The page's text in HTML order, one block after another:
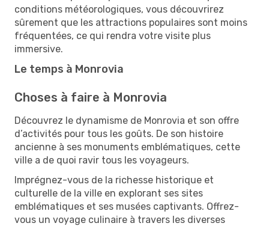
conditions météorologiques, vous découvrirez
sûrement que les attractions populaires sont moins
fréquentées, ce qui rendra votre visite plus
immersive.
Le temps à Monrovia
Choses à faire à Monrovia
Découvrez le dynamisme de Monrovia et son offre
d’activités pour tous les goûts. De son histoire
ancienne à ses monuments emblématiques, cette
ville a de quoi ravir tous les voyageurs.
Imprégnez-vous de la richesse historique et
culturelle de la ville en explorant ses sites
emblématiques et ses musées captivants. Offrez-
vous un voyage culinaire à travers les diverses